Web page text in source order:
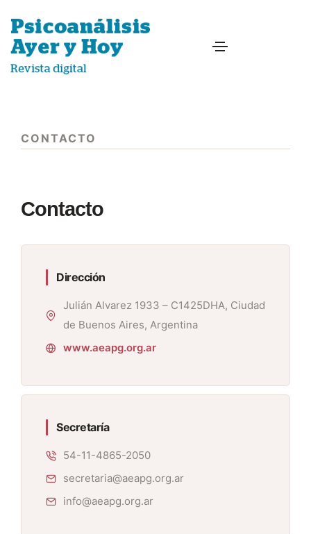
CONTACTO
Contacto
Dirección
Julián Alvarez 1933 – C1425DHA, Ciudad
de Buenos Aires, Argentina
www.aeapg.org.ar
Secretaría
54-11-4865-2050
secretaria@aeapg.org.ar
info@aeapg.org.ar